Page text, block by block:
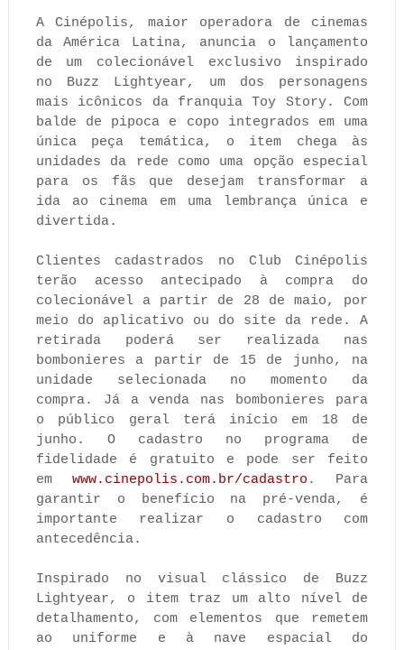
A Cinépolis, maior operadora de cinemas
da América Latina, anuncia o lançamento
de um colecionável exclusivo inspirado
no Buzz Lightyear, um dos personagens
mais icônicos da franquia Toy Story. Com
balde de pipoca e copo integrados em uma
única peça temática, o item chega às
unidades da rede como uma opção especial
para os fãs que desejam transformar a
ida ao cinema em uma lembrança única e
divertida.
Clientes cadastrados no Club Cinépolis
terão acesso antecipado à compra do
colecionável a partir de 28 de maio, por
meio do aplicativo ou do site da rede. A
retirada poderá ser realizada nas
bombonieres a partir de 15 de junho, na
unidade selecionada no momento da
compra. Já a venda nas bombonieres para
o público geral terá início em 18 de
junho. O cadastro no programa de
fidelidade é gratuito e pode ser feito
em www.cinepolis.com.br/cadastro . Para
garantir o benefício na pré-venda, é
importante realizar o cadastro com
antecedência.
Inspirado no visual clássico de Buzz
Lightyear, o item traz um alto nível de
detalhamento, com elementos que remetem
ao uniforme e à nave espacial do